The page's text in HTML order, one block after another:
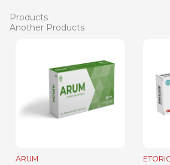
Products
Another Products
ARUM